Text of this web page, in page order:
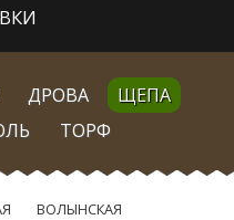
ДРОВА
ЩЕПА
ТОРФ
ВОЛЫНСКАЯ